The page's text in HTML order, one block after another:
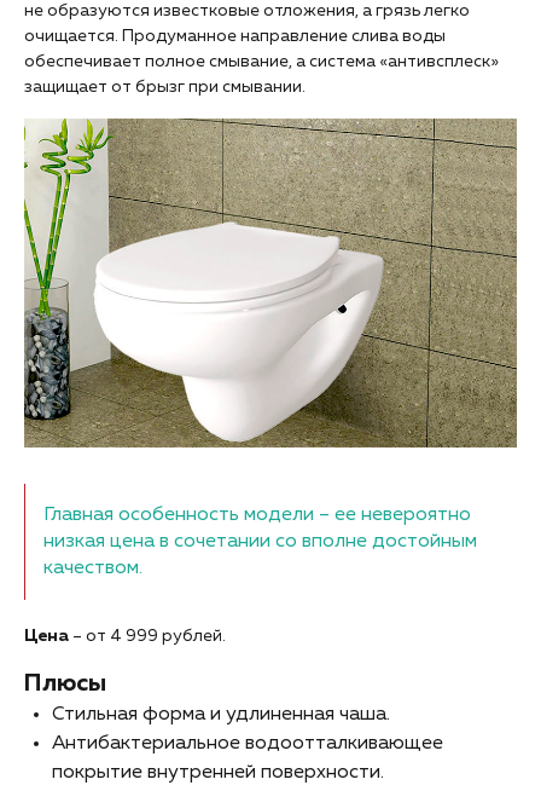
не образуются известковые отложения, а грязь легко
очищается. Продуманное направление слива воды
обеспечивает полное смывание, а система «антивсплеск»
защищает от брызг при смывании.
Главная особенность модели – ее невероятно
низкая цена в сочетании со вполне достойным
качеством.
Цена – от 4 999 рублей.
Плюсы
Стильная форма и удлиненная чаша.
Антибактериальное водоотталкивающее
покрытие внутренней поверхности.